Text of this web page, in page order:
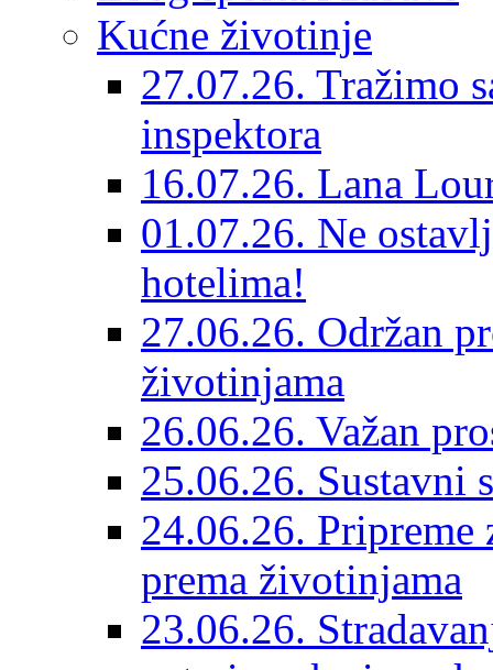
Kućne životinje
27.07.26. Tražimo
inspektora
16.07.26. Lana
01.07.26. Ne
hotelima!
27.06.26. Održan
životinjama
26.06.26. Važan
25.06.26. Sustavni
24.06.26.
prema životinjama
23.06.26.